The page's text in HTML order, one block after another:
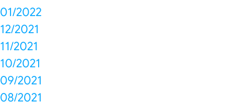
01/2022
12/2021
11/2021
10/2021
09/2021
08/2021